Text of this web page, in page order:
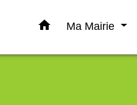
home Ma Mairie